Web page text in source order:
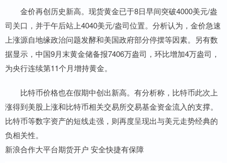
金价再创历史新高。现货黄金已于8日早间突破4000美元/盎
司关口，并于午后站上4040美元/盎司位置。分析认为，金价急速
上涨源自地缘政治问题发酵和美国政府部分停摆等因素。另有数
据显示，中国9月末黄金储备报7406万盎司，环比增加4万盎司，
为央行连续第11个月增持黄金。
比特币价格也在假期中创出新高。有分析称，比特币此次上
涨得到美股上涨和比特币相关交易所交易基金资金流入的支撑。
比特币等数字资产的短线走强，则再度呈现出与美元走势经典的
负相关性。
新浪合作大平台期货开户 安全快捷有保障